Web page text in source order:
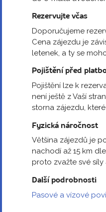
Rezervujte včas
Doporučujeme
Cena zájezdu je
letenek, a ty se
Pojištění před
Pojištění lze k
není ještě z Vaší
storna zájezdu,
Fyzická náročnost
Většina zájezdů je
nachodí až 15 km dle
proto zvažte své síly
Další podrobnosti
Pasové a vízové